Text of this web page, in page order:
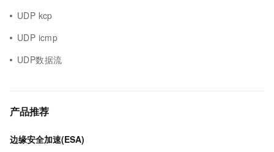
UDP kcp
UDP icmp
UDP数据流
产品推荐
边缘安全加速(ESA)